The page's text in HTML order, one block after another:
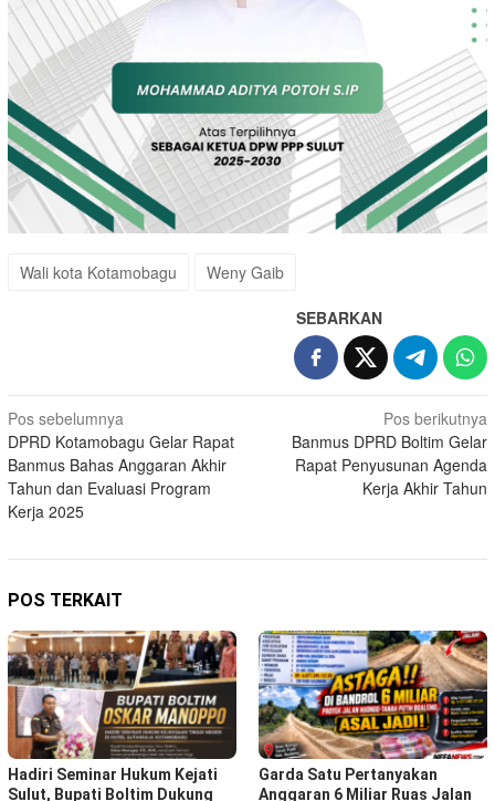
Wali kota Kotamobagu Weny Gaib
SEBARKAN
Navigasi
pos
Pos sebelumnya
DPRD Kotamobagu Gelar Rapat
Banmus Bahas Anggaran Akhir
Tahun dan Evaluasi Program
Kerja 2025
Pos berikutnya
Banmus DPRD Boltim Gelar
Rapat Penyusunan Agenda
Kerja Akhir Tahun
POS TERKAIT
Hadiri Seminar Hukum Kejati
Sulut, Bupati Boltim Dukung
Garda Satu Pertanyakan
Anggaran 6 Miliar Ruas Jalan